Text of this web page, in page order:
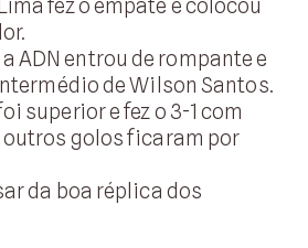
fez o empate e colocou
ADN entrou de rompante e
de Wilson Santos.
superior e fez o 3-1 com
golos ficaram por
da boa réplica dos